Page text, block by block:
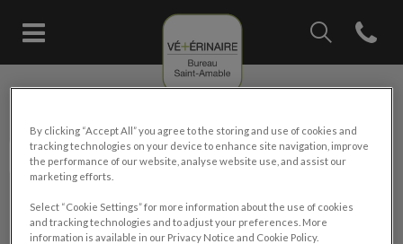
Page d'accueil de Bureau
Open
Envoyer
Explorer
By clicking “Accept All” you agree to the storing and use of cookies and
tracking technologies on your device to enhance site navigation, improve
the performance of our website, analyse website use, and assist our
marketing efforts.
Select “Cookie Settings” for more information about the use of cookies
and tracking technologies and to adjust your preferences. More
information is available in our Privacy Notice and Cookie Policy.